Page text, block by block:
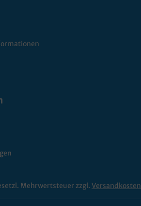
Mehrwertsteuer zzgl. Versandkosten